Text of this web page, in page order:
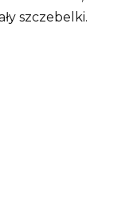
szczebelki.